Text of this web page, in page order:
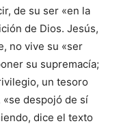
de su ser «en la
de Dios. Jesús,
no vive su «ser
su supremacía;
un tesoro
«se despojó de sí
dice el texto